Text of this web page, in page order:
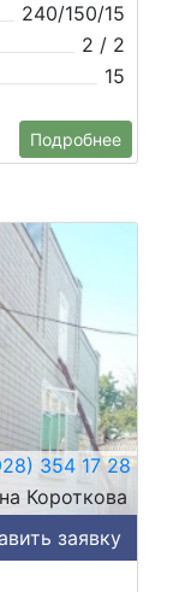
240/150/15
2 / 2
15
Подробнее
354 17 28
Короткова
заявку